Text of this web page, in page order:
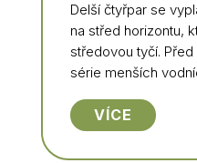
Delší čtyřpar se
na střed horizontu,
středovou tyčí.
série menších
VÍCE